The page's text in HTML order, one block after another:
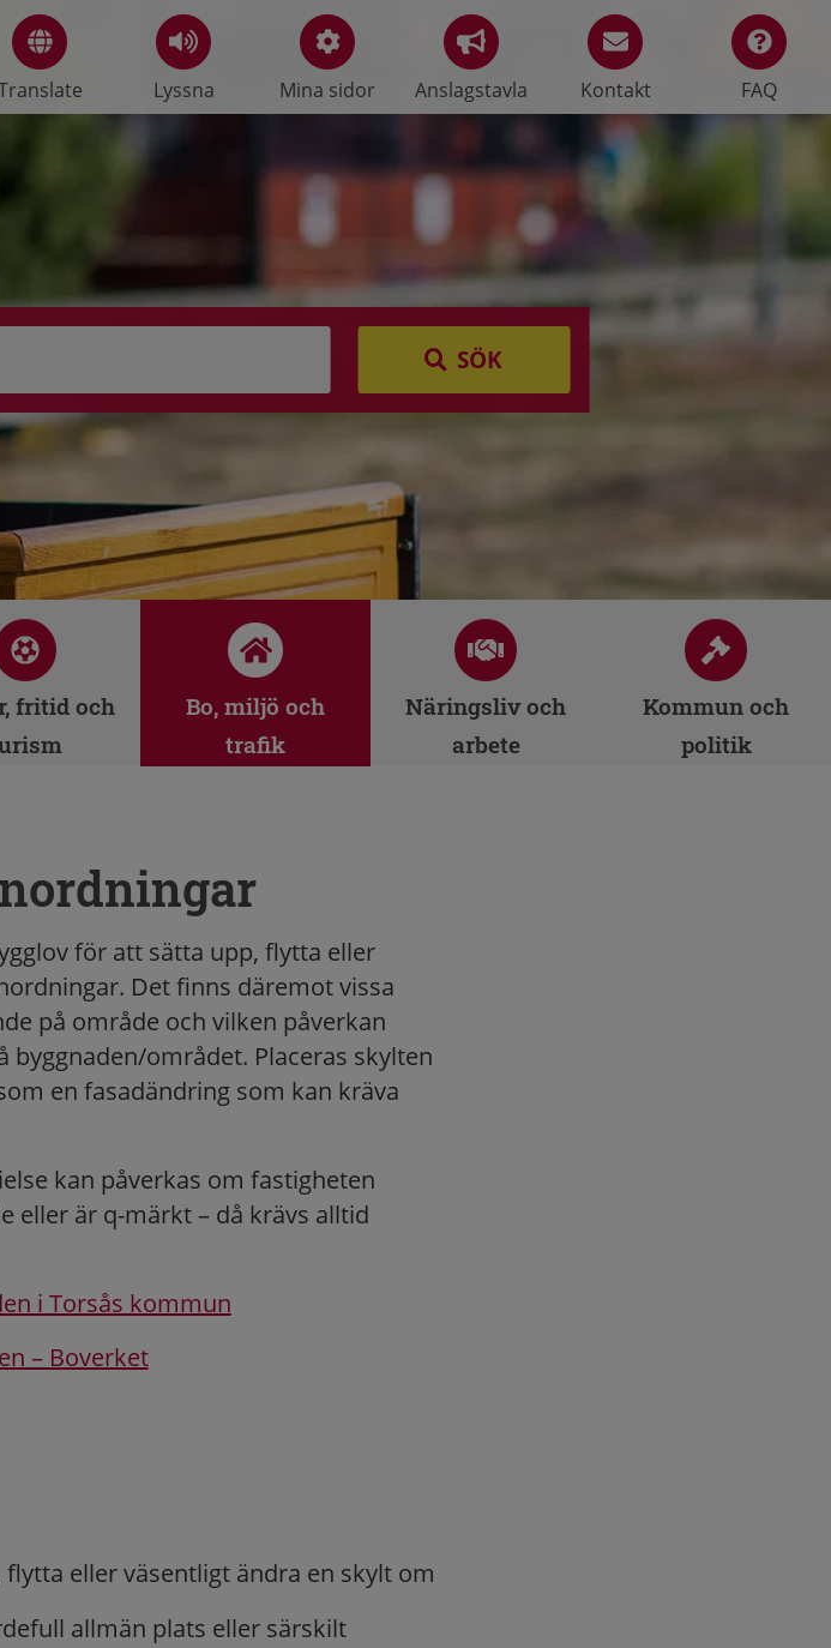
Lyssna Mina sidor Anslagstavla Kontakt FAQ
SÖK
fritid och
Bo, miljö och
trafik
Näringsliv och
arbete
Kommun och
politik
för att sätta upp, flytta eller
Det finns däremot vissa
på område och vilken påverkan
området. Placeras skylten
en fasadändring som kan kräva
kan påverkas om fastigheten
eller är q-märkt – då krävs alltid
i Torsås kommun
– Boverket
eller väsentligt ändra en skylt om
allmän plats eller särskilt